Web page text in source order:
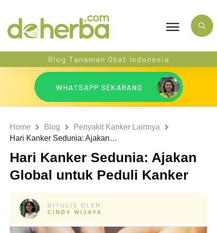
Blog Tanaman Obat Indonesia
WHATSAPP SEKARANG
Home Blog
Penyakit Kanker Lainnya
Hari Kanker Sedunia: Ajakan Global untuk Peduli Kanker
Hari Kanker Sedunia: Ajakan
Global untuk Peduli Kanker
DITULIS OLEH:
CINDY WIJAYA